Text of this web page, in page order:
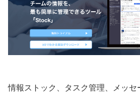
情報ストック、タスク管理、メッセ